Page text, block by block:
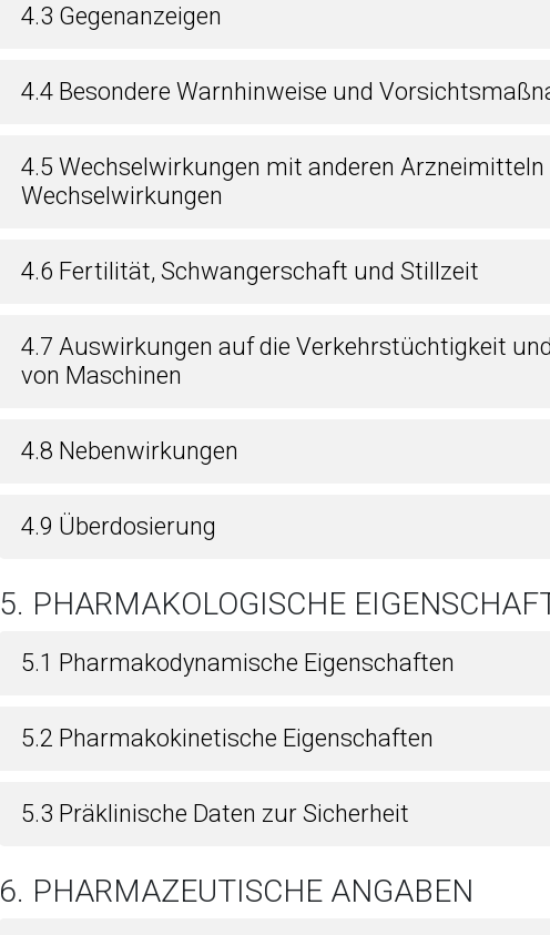
4.3 Gegenanzeigen
4.4 Besondere Warnhinweise und
4.5 Wechselwirkungen mit anderen
Wechselwirkungen
4.6 Fertilität, Schwangerschaft und Stillzeit
4.7 Auswirkungen auf die Verkehrstüchtigkeit
von Maschinen
4.8 Nebenwirkungen
4.9 Überdosierung
5. PHARMAKOLOGISCHE
5.1 Pharmakodynamische Eigenschaften
5.2 Pharmakokinetische Eigenschaften
5.3 Präklinische Daten zur Sicherheit
6. PHARMAZEUTISCHE ANGABEN